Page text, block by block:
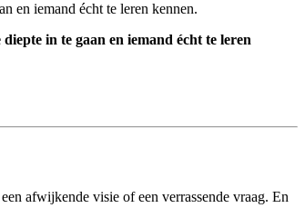
en iemand écht te leren kennen.
in te gaan en iemand écht te leren
afwijkende visie of een verrassende vraag. En